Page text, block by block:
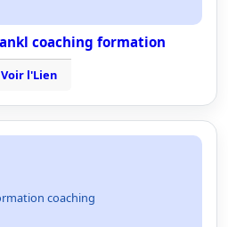
coaching formation
Voir l'Lien
coaching